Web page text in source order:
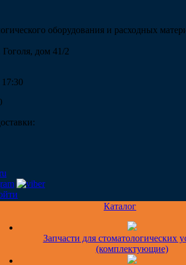
оборудования и расходных
Гоголя, дом 41/2
Каталог
Запчасти для стоматологических
(комплектующие)